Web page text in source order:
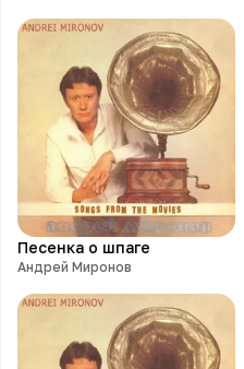
Песенка о шпаге
Андрей Миронов